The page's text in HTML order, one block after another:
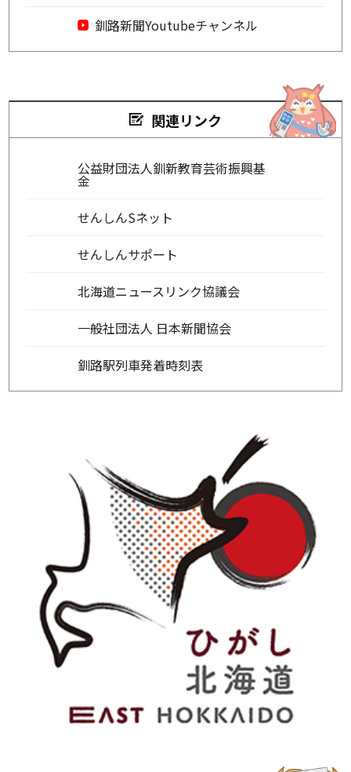
釧路新聞Youtubeチャンネル
関連リンク
公益財団法人釧新教育芸術振興基
金
せんしんSネット
せんしんサポート
北海道ニュースリンク協議会
一般社団法人 日本新聞協会
釧路駅列車発着時刻表